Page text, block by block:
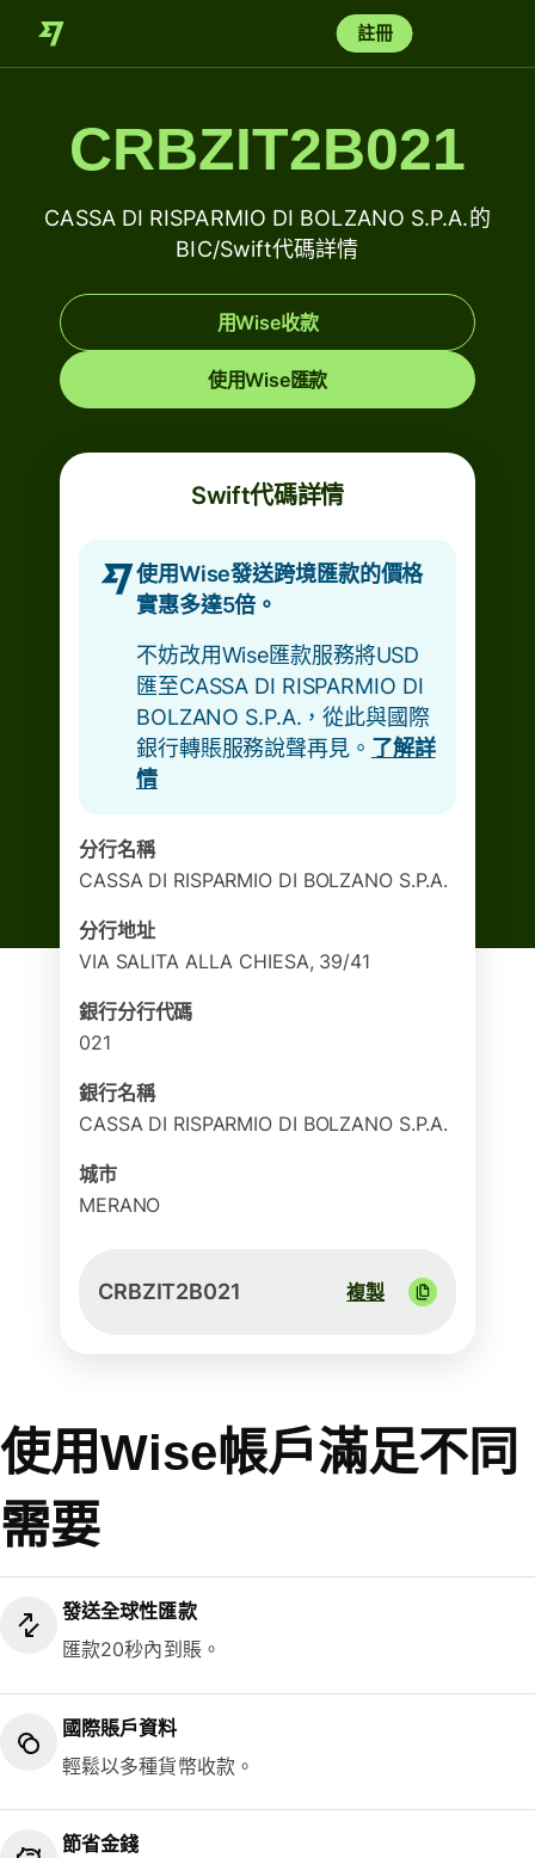
註冊
CRBZIT2B021
CASSA DI RISPARMIO DI BOLZANO S.P.A.的
BIC/Swift代碼詳情
用Wise收款
使用Wise匯款
Swift代碼詳情
使用Wise發送跨境匯款的價格
實惠多達5倍。
不妨改用Wise匯款服務將USD
匯至CASSA DI RISPARMIO DI
BOLZANO S.P.A.，從此與國際
銀行轉賬服務說聲再見。 了解詳
情
分行名稱
CASSA DI RISPARMIO DI BOLZANO S.P.A.
分行地址
VIA SALITA ALLA CHIESA, 39/41
銀行分行代碼
021
銀行名稱
CASSA DI RISPARMIO DI BOLZANO S.P.A.
城市
MERANO
CRBZIT2B021 複製
使用Wise帳戶滿足不同
需要
發送全球性匯款
匯款20秒內到賬。
國際賬戶資料
輕鬆以多種貨幣收款。
節省金錢